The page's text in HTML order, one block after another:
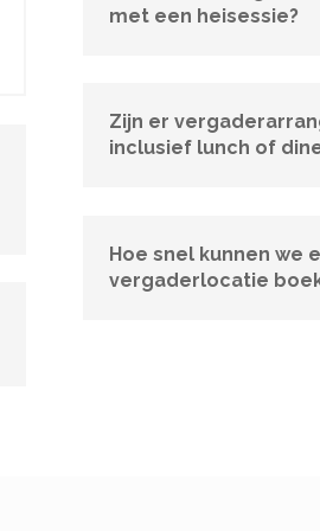
met een heisessie?
Zijn er
inclusief lunch of
Hoe snel kunnen we
vergaderlocatie